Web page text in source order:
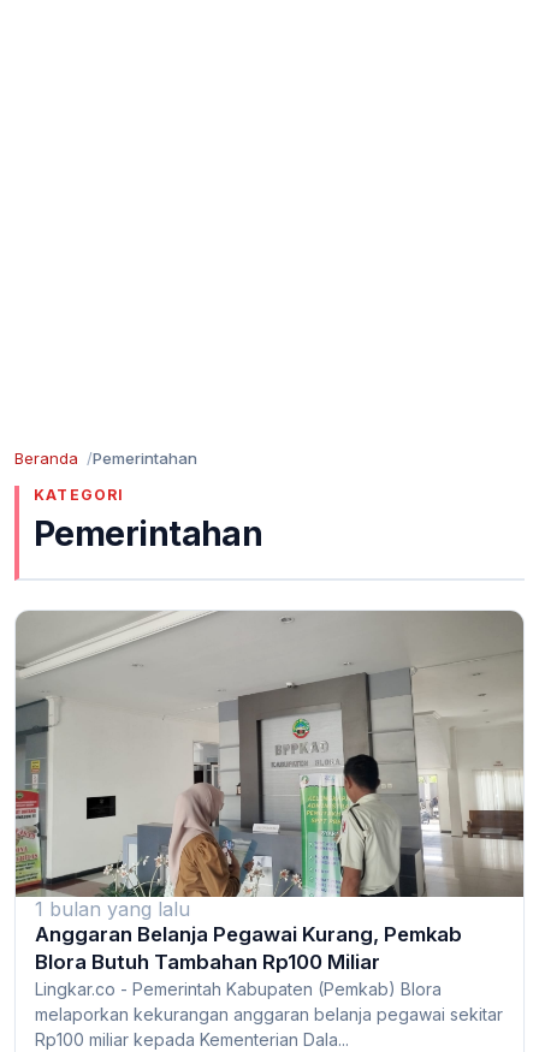
Beranda Pemerintahan
KATEGORI
Pemerintahan
1 bulan yang lalu
Anggaran Belanja Pegawai Kurang, Pemkab
Blora Butuh Tambahan Rp100 Miliar
Lingkar.co - Pemerintah Kabupaten (Pemkab) Blora
melaporkan kekurangan anggaran belanja pegawai sekitar
Rp100 miliar kepada Kementerian Dala...